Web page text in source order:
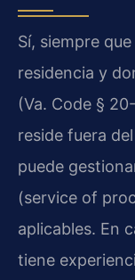
Sí, siempre
residencia y
(Va. Code §
reside fuera
puede
(service of
aplicables. En
tiene